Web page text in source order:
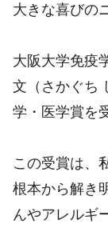
大きな喜びの
大阪大学免疫
文（さかぐち
学・医学賞を
この受賞は、
根本から解き
んやアレルギ